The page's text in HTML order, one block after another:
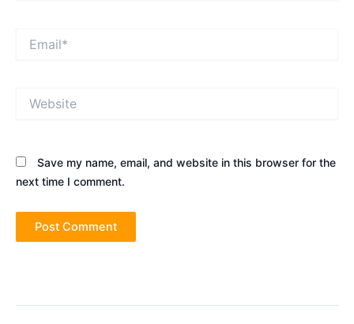
Save my name, email, and website in this browser for the
next time I comment.